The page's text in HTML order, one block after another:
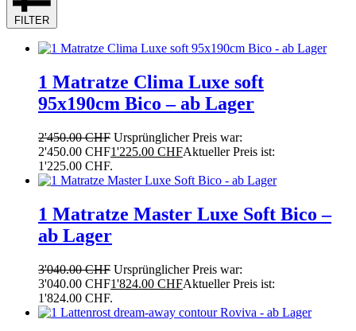
FILTER
1 Matratze Clima Luxe soft
95x190cm Bico – ab Lager
2'450.00CHF Ursprünglicher Preis war:
2'450.00 CHF1'225.00 CHFAktueller Preis ist:
1'225.00 CHF.
1 Matratze Master Luxe Soft Bico –
ab Lager
3'040.00CHF Ursprünglicher Preis war:
3'040.00 CHF1'824.00 CHFAktueller Preis ist:
1'824.00 CHF.